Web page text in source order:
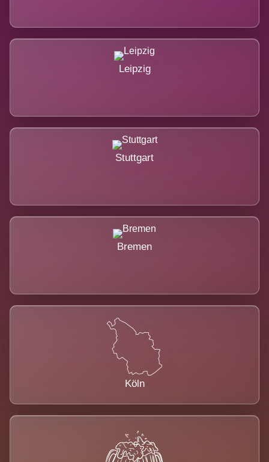
Leipzig
Stuttgart
Bremen
Köln